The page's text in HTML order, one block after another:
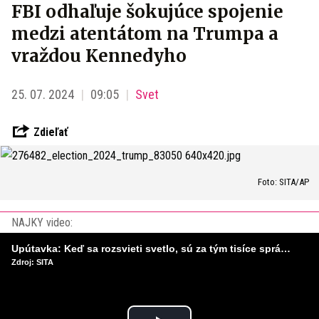
FBI odhaľuje šokujúce spojenie
medzi atentátom na Trumpa a
vraždou Kennedyho
25. 07. 2024 09:05 Svet
Zdieľať
Foto: SITA/AP
NAJKY video:
Upútavka: Keď sa rozsvieti svetlo, sú za tým tisíce správnych rozhodnutí. Ako vzniká infraštruktúra, ktorú nevnímame?
Zdroj: SITA